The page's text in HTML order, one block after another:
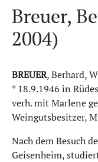
Breuer,
2004)
BREUER, Berhard,
* 18.9.1946 in
verh. mit Marlene
Weingutsbesitzer,
Nach dem Besuch
Geisenheim,